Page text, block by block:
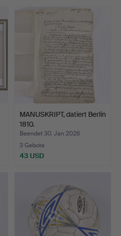
MANUSKRIPT, datiert Berlin
1810.
Beendet 30. Jan 2026
3 Gebote
43 USD